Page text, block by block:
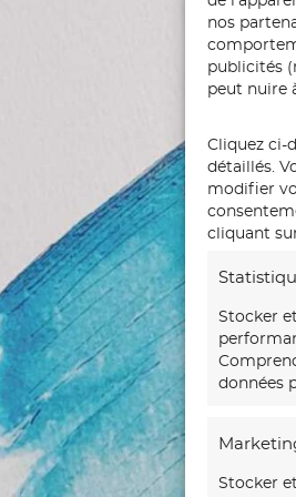
nos
publicités
peut nuire
Cliquez ci-
détaillés.
modifier
cliquant
Stocker
données
Stocker